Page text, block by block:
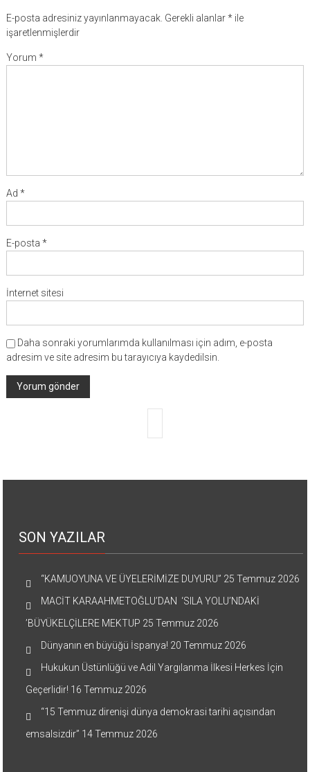
E-posta adresiniz yayınlanmayacak. Gerekli alanlar*ile
işaretlenmişlerdir
Yorum *
Ad *
E-posta *
İnternet sitesi
Daha sonraki yorumlarımda kullanılması için adım, e-posta
adresim ve site adresim bu tarayıcıya kaydedilsin.
SON YAZILAR
“KAMUOYUNA VE ÜYELERİMİZE DUYURU” 25 Temmuz 2026
MACİT KARAAHMETOĞLU’DAN ‘SILA YOLU’NDAKİ
’BÜYÜKELÇİLERE MEKTUP 25 Temmuz 2026
Dünyanın en büyüğü İspanya! 20 Temmuz 2026
Hukukun Üstünlüğü ve Adil Yargılanma İlkesi Herkes İçin
Geçerlidir! 16 Temmuz 2026
“15 Temmuz direnişi dünya demokrasi tarihi açısından
emsalsizdir” 14 Temmuz 2026